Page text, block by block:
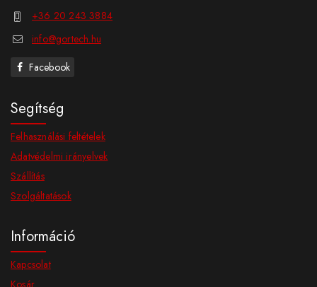
+36 20 243 3884
info@gortech.hu
Facebook
Segítség
Felhasználási feltételek
Adatvédelmi irányelvek
Szállítás
Szolgáltatások
Információ
Kapcsolat